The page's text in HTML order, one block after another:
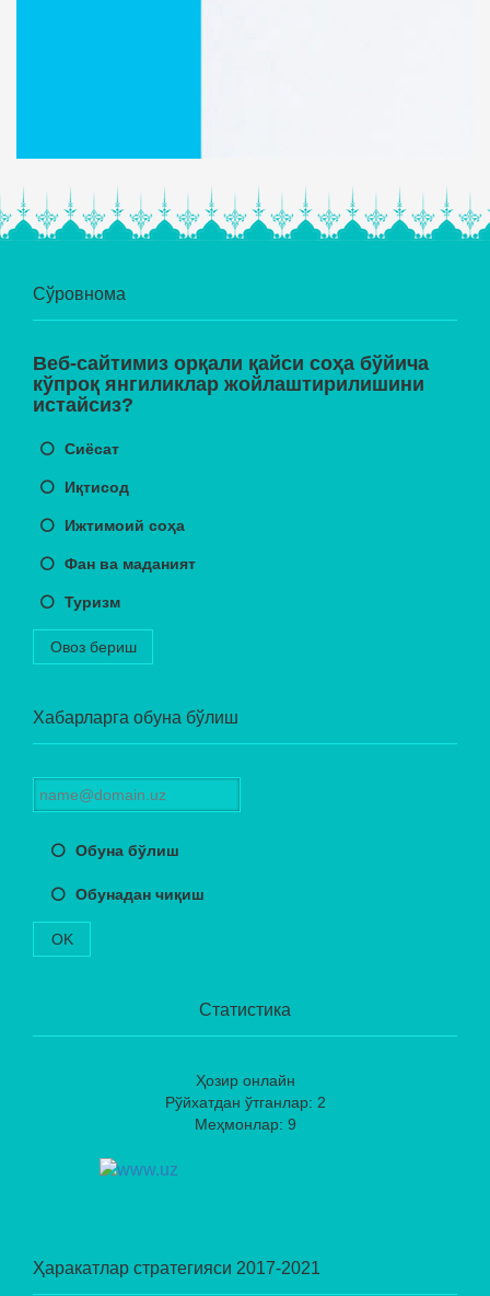
Сўровнома
Веб-сайтимиз орқали қайси соҳа бўйича
кўпроқ янгиликлар жойлаштирилишини
истайсиз?
Сиёсат
Иқтисод
Ижтимоий соҳа
Фан ва маданият
Туризм
Овоз бериш
Хабарларга обуна бўлиш
Обуна бўлиш
Обунадан чиқиш
OK
Статистика
Ҳозир онлайн
Рўйхатдан ўтганлар: 2
Меҳмонлар: 9
Ҳаракатлар стратегияси 2017-2021